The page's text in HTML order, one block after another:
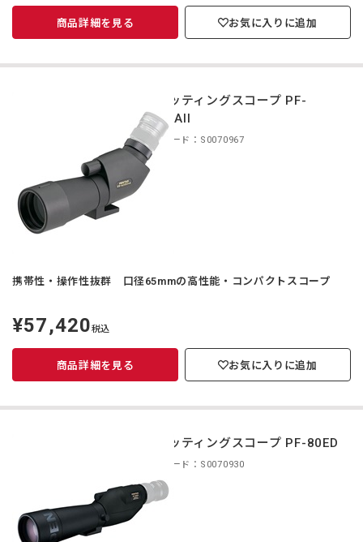
商品詳細を見る お気に入りに追加
スポッティングスコープ PF-
65EDAII
商品コード：S0070967
携帯性・操作性抜群 口径65mmの高性能・コンパクトスコープ
定
価
¥57,420税込
商品詳細を見る お気に入りに追加
スポッティングスコープ PF-80ED
商品コード：S0070930